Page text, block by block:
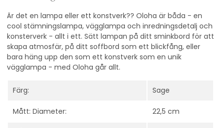
Är det en lampa eller ett konstverk?? Oloha är båda - en
cool stämningslampa, vägglampa och inredningsdetalj och
konsterverk - allt i ett. Sätt lampan på ditt sminkbord för att
skapa atmosfär, på ditt soffbord som ett blickfång, eller
bara häng upp den som ett konstverk som en unik
vägglampa - med Oloha går allt.
Färg: Sage
Mått: Diameter: 22,5 cm